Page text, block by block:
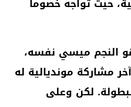
النجم ميسي نفسه،
مشاركة مونديالية له
البطولة. لكن وعلى